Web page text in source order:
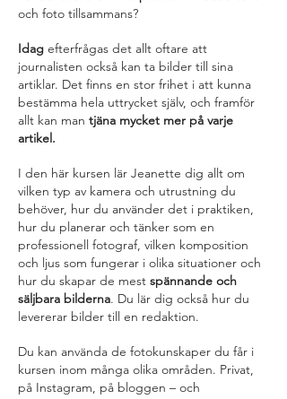
och foto tillsammans?
Idag efterfrågas det allt oftare att
journalisten också kan ta bilder till sina
artiklar. Det finns en stor frihet i att kunna
bestämma hela uttrycket själv, och framför
allt kan man tjäna mycket mer på varje
artikel.
I den här kursen lär Jeanette dig allt om
vilken typ av kamera och utrustning du
behöver, hur du använder det i praktiken,
hur du planerar och tänker som en
professionell fotograf, vilken komposition
och ljus som fungerar i olika situationer och
hur du skapar de mest spännande och
säljbara bilderna. Du lär dig också hur du
levererar bilder till en redaktion.
Du kan använda de fotokunskaper du får i
kursen inom många olika områden. Privat,
på Instagram, på bloggen – och